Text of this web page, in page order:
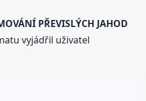
PŘEVISLÝCH JAHOD
vyjádřil uživatel